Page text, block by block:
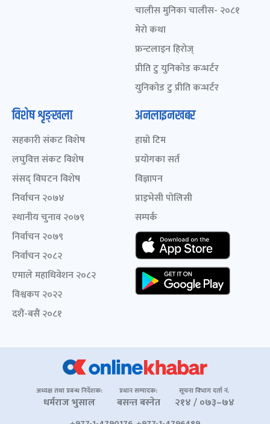
चालीस मुनिका चालीस- २०८१
मेरो कथा
फ्रन्टलाइन हिरोज्
प्रीति टु युनिकोड कन्भर्टर
युनिकोड टु प्रीति कन्भर्टर
विशेष शृङ्खला
सहकारी संकट विशेष
लघुवित्त संकट विशेष
संसद् विघटन विशेष
निर्वाचन २०७४
स्थानीय चुनाव २०७९
निर्वाचन २०७९
निर्वाचन २०८२
एमाले महाधिवेशन २०८२
विश्वकप २०२२
दशैं-बसैं २०८१
अनलाइनखबर
हाम्रो टिम
प्रयोगका सर्त
विज्ञापन
प्राइभेसी पोलिसी
सम्पर्क
अध्यक्ष तथा प्रबन्ध निर्देशक:
धर्मराज भुसाल
प्रधान सम्पादक:
बसन्त बस्नेत
सूचना विभाग दर्ता नं.
२१४ / ०७३–७४